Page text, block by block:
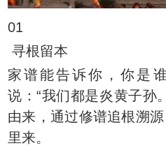
01
寻根留本
家谱能告诉你，你是
说：“我们都是炎黄子孙
由来，通过修谱追根溯
里来。